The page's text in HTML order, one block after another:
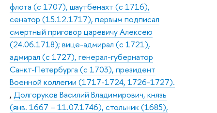
флота (с 1707), шаутбенахт (с 1716),
сенатор (15.12.1717), первым подписал
смертный приговор царевичу Алексею
(24.06.1718); вице-адмирал (с 1721),
адмирал (с 1727), генерал-губернатор
Санкт-Петербурга (с 1703), президент
Военной коллегии (1717-1724, 1726-1727).
, Долгоруков Василий Владимирович, князь
(янв. 1667 – 11.07.1746), стольник (1685),